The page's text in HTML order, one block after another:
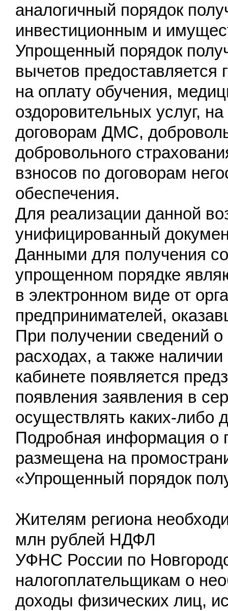
аналогичный порядок
инвестиционным и
Упрощенный порядок
вычетов
на оплату обучения,
оздоровительных услуг,
договорам ДМС,
добровольного
взносов по договорам
обеспечения.
Для реализации данной
унифицированный
Данными для получения
упрощенном порядке
в электронном виде от
предпринимателей,
При получении сведений
расходах, а также
кабинете появляется
появления заявления в
осуществлять каких-либо
Подробная информация о
размещена на
«Упрощенный порядок
Жителям региона
млн рублей НДФЛ
УФНС России по
налогоплательщикам о
доходы физических лиц,